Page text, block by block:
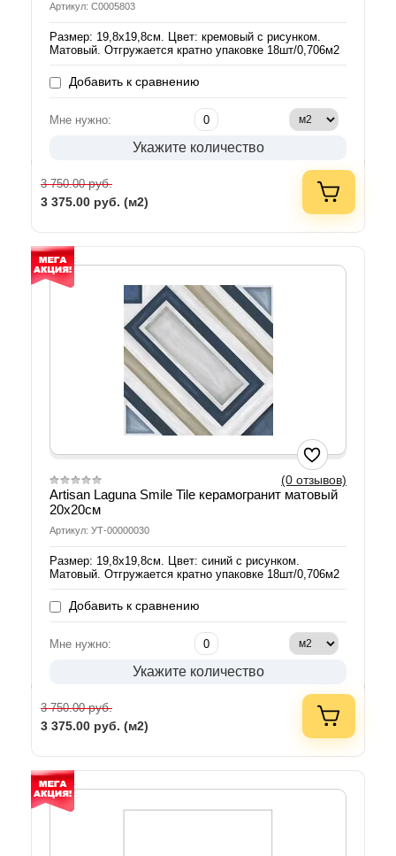
Артикул: С0005803
Размер: 19,8х19,8см. Цвет: кремовый с рисунком.
Матовый. Отгружается кратно упаковке 18шт/0,706м2
Добавить к сравнению
Мне нужно:
Укажите количество
3 750.00руб.
3 375.00 руб. (м2)
(0 отзывов)
Artisan Laguna Smile Tile керамогранит матовый
20х20см
Артикул: УТ-00000030
Размер: 19,8х19,8см. Цвет: синий с рисунком.
Матовый. Отгружается кратно упаковке 18шт/0,706м2
Добавить к сравнению
Мне нужно:
Укажите количество
3 750.00руб.
3 375.00 руб. (м2)